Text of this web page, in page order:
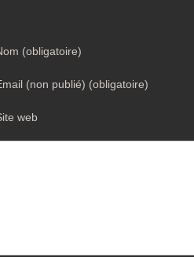
(obligatoire)
(non publié) (obligatoire)
web